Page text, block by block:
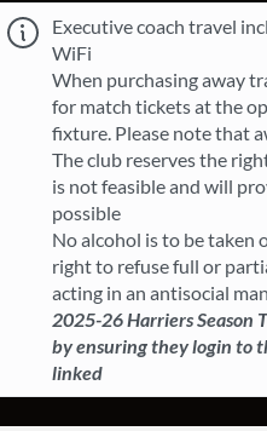
Executive coach travel
WiFi
When purchasing away
for match tickets at the
fixture. ​Please note that
The club reserves the
is not feasible and will
possible
​No alcohol is to be taken
right to refuse full or
acting in an antisocial
2025-26 Harriers Season
by ensuring they login to
linked